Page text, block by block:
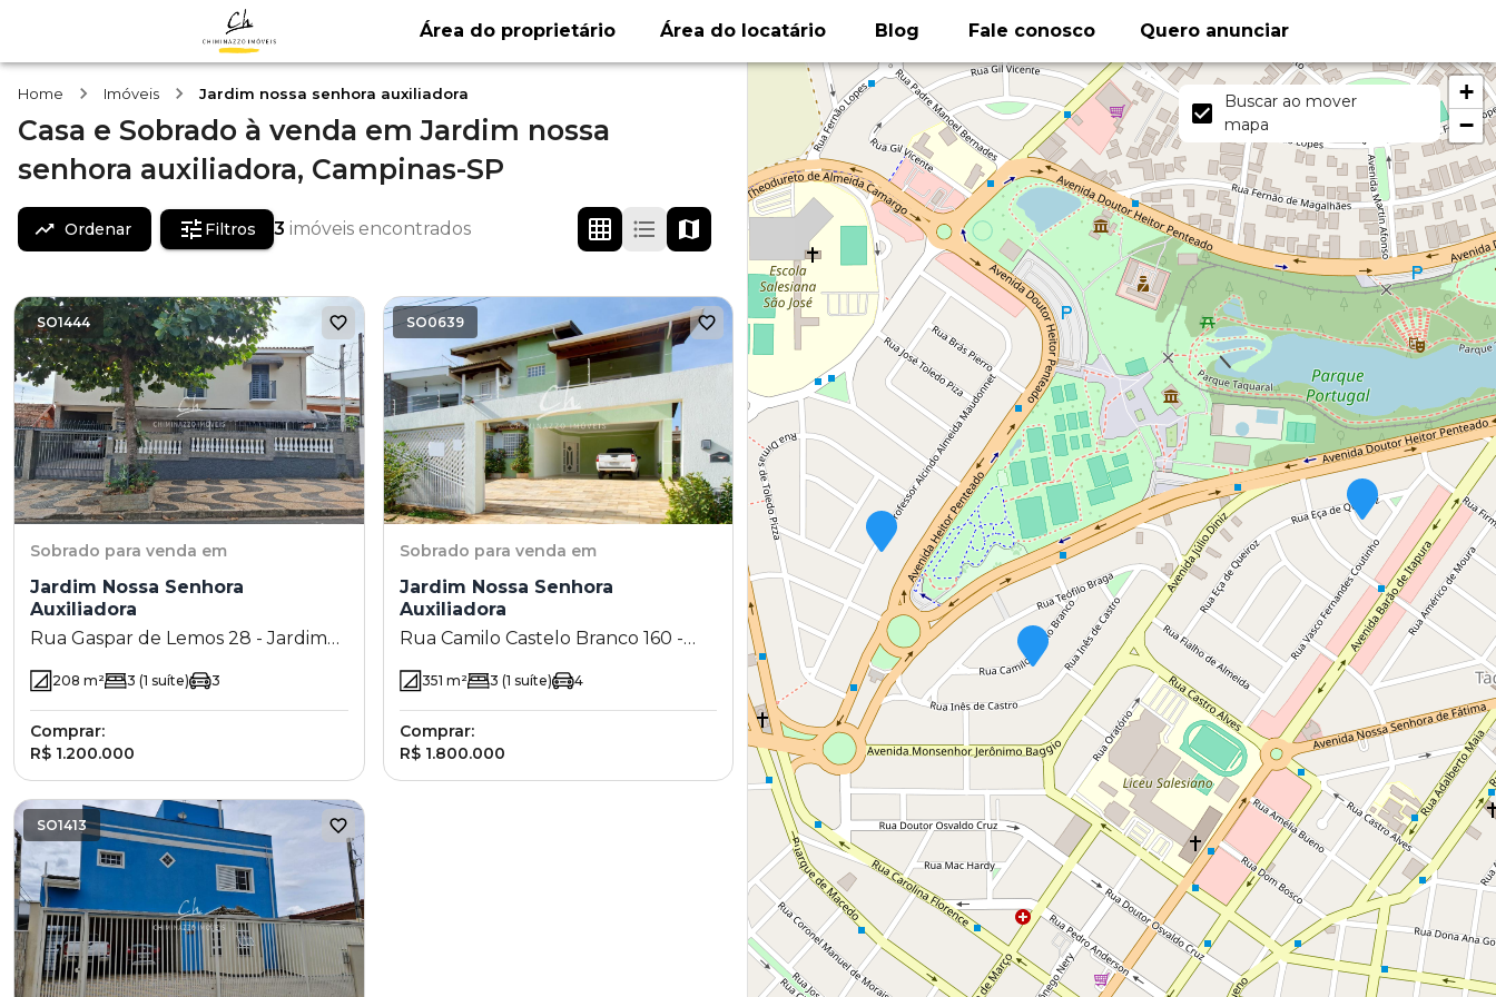
Área do proprietário Área do locatário Blog Fale conosco Quero anunciar
Home Imóveis Jardim nossa senhora auxiliadora
Casa e Sobrado à venda emJardim nossa
senhora auxiliadora, Campinas-SP
Ordenar Filtros 3 imóveis encontrados
SO1444
Sobrado para venda em
Jardim Nossa Senhora
Auxiliadora
Rua Gaspar de Lemos 28 - Jardim
Campinas - SP
208 m² 3 (1 suíte) 3
Comprar:
R$ 1.200.000
SO0639
Sobrado para venda em
Jardim Nossa Senhora
Auxiliadora
Rua Camilo Castelo Branco 160 -
Campinas - SP
351 m² 3 (1 suíte) 4
Comprar:
R$ 1.800.000
SO1413
+
−
Buscar ao mover
mapa